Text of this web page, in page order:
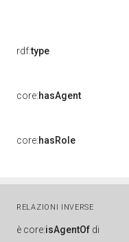
rdf:type
core:hasAgent
core:hasRole
RELAZIONI INVERSE
è core:isAgentOf di